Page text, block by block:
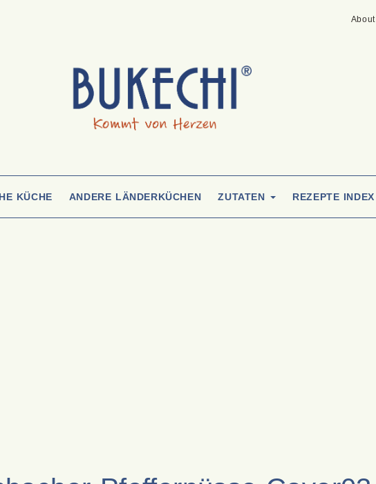
About
KÜCHE ANDERE LÄNDERKÜCHEN ZUTATEN REZEPTE INDEX